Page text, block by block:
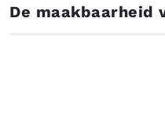
De maakbaarheid